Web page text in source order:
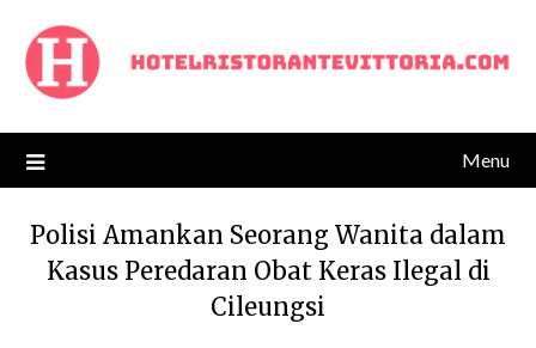
content
Menu
Polisi Amankan Seorang Wanita dalam
Kasus Peredaran Obat Keras Ilegal di
Cileungsi